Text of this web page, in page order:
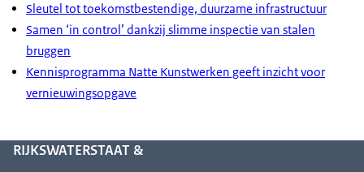
Sleutel tot toekomstbestendige, duurzame infrastructuur
Samen ‘in control’ dankzij slimme inspectie van stalen
bruggen
Kennisprogramma Natte Kunstwerken geeft inzicht voor
vernieuwingsopgave
RIJKSWATERSTAAT &